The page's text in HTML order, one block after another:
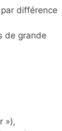
différence
de grande
»),